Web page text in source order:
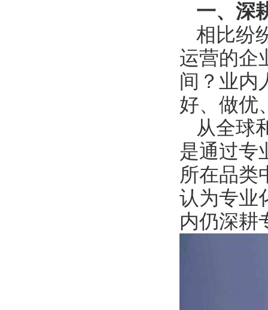
一、深
相比纷
运营的企
间？业内
好、做优
从全球
是通过专
所在品类
认为专业
内仍深耕